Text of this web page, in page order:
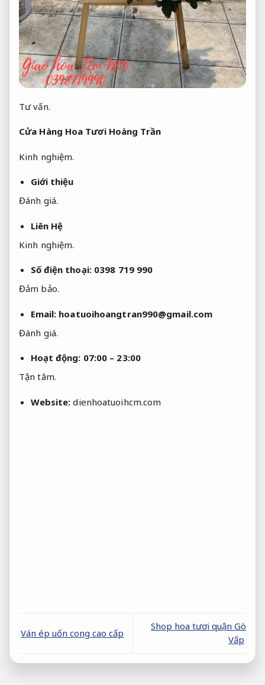
Tư vấn.
Cửa Hàng Hoa Tươi Hoàng Trần
Kinh nghiệm.
Giới thiệu
Đánh giá.
Liên Hệ
Kinh nghiệm.
Số điện thoại: 0398 719 990
Đảm bảo.
Email: hoatuoihoangtran990@gmail.com
Đánh giá.
Hoạt động: 07:00 – 23:00
Tận tâm.
Website: dienhoatuoihcm.com
Ván ép uốn cong cao cấp
Shop hoa tươi quận Gò
Vấp